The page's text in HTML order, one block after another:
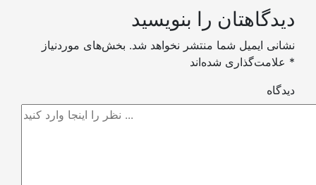
دیدگاهتان را بنویسید
نشانی ایمیل شما منتشر نخواهد شد. بخش‌های موردنیاز
*
دیدگاه